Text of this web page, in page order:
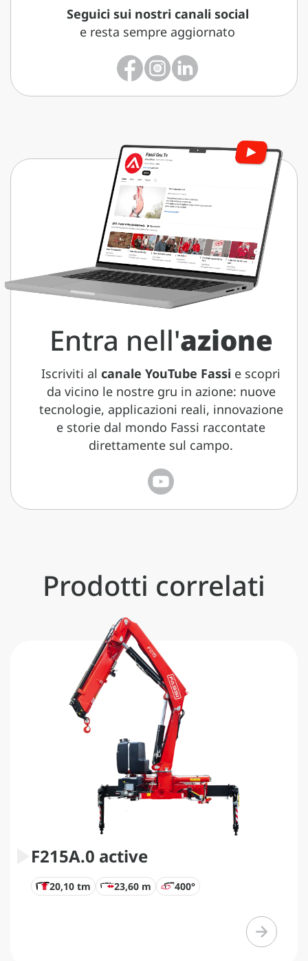
Seguici sui nostri canali social
e resta sempre aggiornato
Entra nell'azione
Iscriviti al canale YouTube Fassi e scopri
da vicino le nostre gru in azione: nuove
tecnologie, applicazioni reali, innovazione
e storie dal mondo Fassi raccontate
direttamente sul campo.
Prodotti correlati
F215A.0 active
20,10 tm 23,60 m 400°